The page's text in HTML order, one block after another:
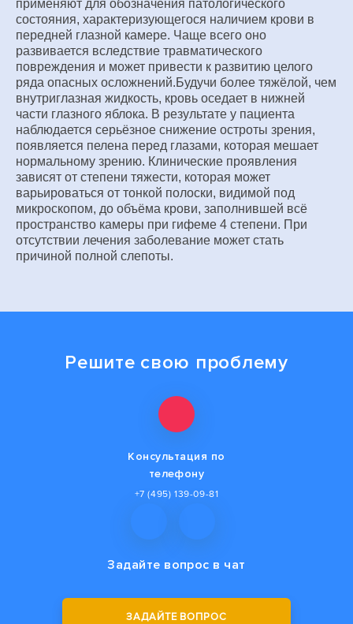
применяют для обозначения патологического
состояния, характеризующегося наличием крови в
передней глазной камере. Чаще всего оно
развивается вследствие травматического
повреждения и может привести к развитию целого
ряда опасных осложнений.Будучи более тяжёлой, чем
внутриглазная жидкость, кровь оседает в нижней
части глазного яблока. В результате у пациента
наблюдается серьёзное снижение остроты зрения,
появляется пелена перед глазами, которая мешает
нормальному зрению. Клинические проявления
зависят от степени тяжести, которая может
варьироваться от тонкой полоски, видимой под
микроскопом, до объёма крови, заполнившей всё
пространство камеры при гифеме 4 степени. При
отсутствии лечения заболевание может стать
причиной полной слепоты.
Решите свою проблему
Консультация по
телефону
+7 (495) 139-09-81
Задайте вопрос в чат
ЗАДАЙТЕ ВОПРОС